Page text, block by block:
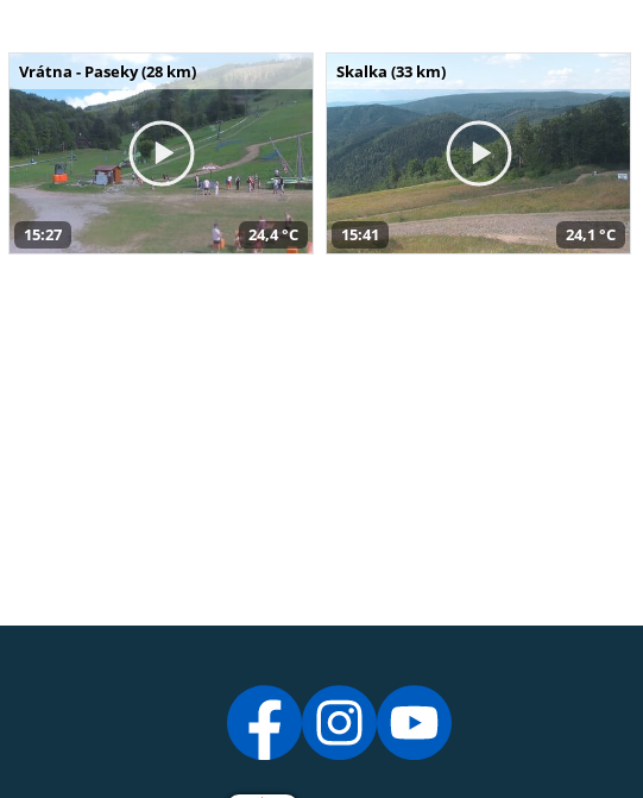
Vrátna - Paseky (28 km)
15:27 24,4 °C
Skalka (33 km)
15:41 24,1 °C